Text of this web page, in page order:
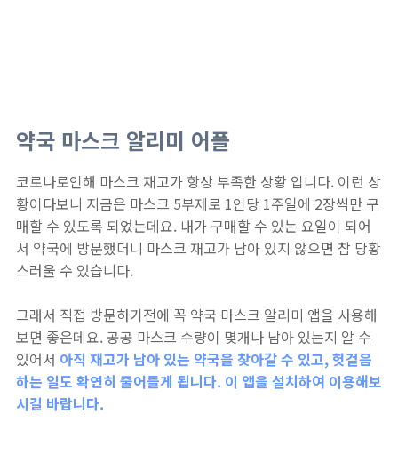
약국 마스크 알리미 어플
코로나로인해 마스크 재고가 항상 부족한 상황 입니다. 이런 상
황이다보니 지금은 마스크 5부제로 1인당 1주일에 2장씩만 구
매할 수 있도록 되었는데요. 내가 구매할 수 있는 요일이 되어
서 약국에 방문했더니 마스크 재고가 남아 있지 않으면 참 당황
스러울 수 있습니다.
그래서 직접 방문하기전에 꼭 약국 마스크 알리미 앱을 사용해
보면 좋은데요. 공공 마스크 수량이 몇개나 남아 있는지 알 수
있어서 아직 재고가 남아 있는 약국을 찾아갈 수 있고, 헛걸음
하는 일도 확연히 줄어들게 됩니다. 이 앱을 설치하여 이용해보
시길 바랍니다.